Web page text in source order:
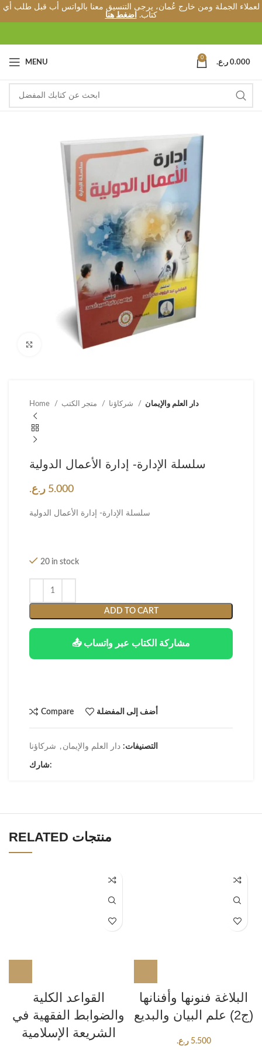
لعملاء الجملة ومن خارج عُمان، يرجى التنسيق معنا بالواتس أب قبل طلب أي
كتاب.
اضغط هنا
MENU
0
0.000 ر.ع.
Click to enlarge
Home دار العلم والإيمان
سلسلة الإدارة- إدارة الأعمال الدولية
5.000 ر.ع.
سلسلة الإدارة- إدارة الأعمال الدولية
20 in stock
ADD TO CART
📤 مشاركة الكتاب عبر واتساب
Compare أضف إلى المفضلة
التصنيفات: دار العلم والإيمان , شركاؤنا
شارك:
RELATED منتجات
القواعد الكلية
والضوابط الفقهية في
الشريعة الإسلامية
البلاغة فنونها وأفنانها
(ج2) علم البيان والبديع
5.500 ر.ع.